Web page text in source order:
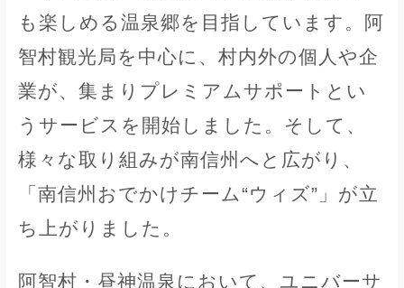
も楽しめる温泉郷を目指しています。阿
智村観光局を中心に、村内外の個人や企
業が、集まりプレミアムサポートとい
うサービスを開始しました。そして、
様々な取り組みが南信州へと広がり、
「南信州おでかけチーム“ウィズ”」が立
ち上がりました。
阿智村・昼神温泉において、ユニバーサ